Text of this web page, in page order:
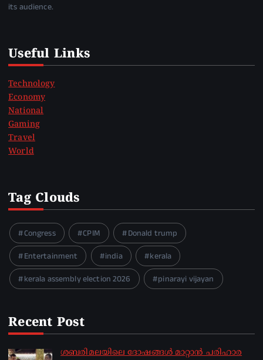
its audience.
Useful Links
Technology
Economy
National
Gaming
Travel
World
Tag Clouds
Congress CPIM
Donald trump
Entertainment
india
kerala
kerala assembly election 2026
pinarayi vijayan
Recent Post
ശബരിമലയിലെ ദോഷങ്ങൾ മാറ്റാൻ പരിഹാര